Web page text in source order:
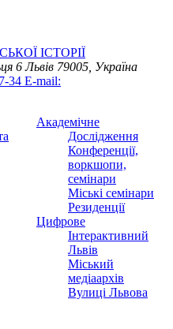
ІСТОРІЇ
6Львів 79005, Україна
34 E-mail:
Академічне
Дослідження
Конференції,
воркшопи,
семінари
Міські семінари
Резиденції
Цифрове
Інтерактивний
Львів
Міський
медіаархів
Вулиці Львова